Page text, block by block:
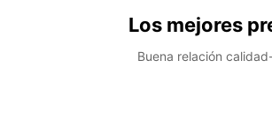
Los mejores
Buena relación